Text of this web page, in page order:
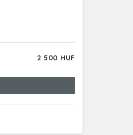
2 500 HUF